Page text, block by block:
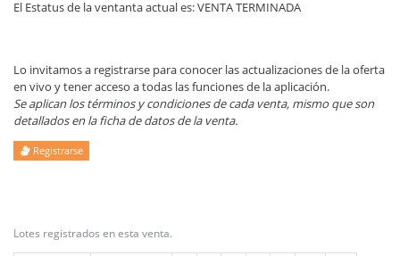
El Estatus de la ventanta actual es: VENTA TERMINADA
Lo invitamos a registrarse para conocer las actualizaciones de la oferta
en vivo y tener acceso a todas las funciones de la aplicación.
Se aplican los términos y condiciones de cada venta, mismo que son
detallados en la ficha de datos de la venta.
Registrarse
Lotes registrados en esta venta.